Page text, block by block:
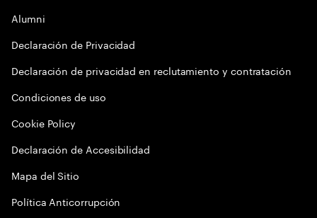
Alumni
Declaración de Privacidad
Declaración de privacidad en reclutamiento y contratación
Condiciones de uso
Cookie Policy
Declaración de Accesibilidad
Mapa del Sitio
Política Anticorrupción